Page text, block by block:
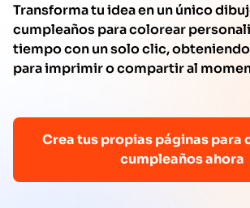
Transforma tu idea en un único
cumpleaños para colorear
tiempo con un solo clic,
para imprimir o compartir al
Crea tus propias páginas para
cumpleaños ahora